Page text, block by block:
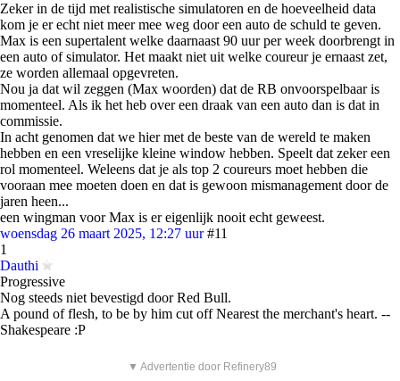
Zeker in de tijd met realistische simulatoren en de hoeveelheid data
kom je er echt niet meer mee weg door een auto de schuld te geven.
Max is een supertalent welke daarnaast 90 uur per week doorbrengt in
een auto of simulator. Het maakt niet uit welke coureur je ernaast zet,
ze worden allemaal opgevreten.
Nou ja dat wil zeggen (Max woorden) dat de RB onvoorspelbaar is
momenteel. Als ik het heb over een draak van een auto dan is dat in
commissie.
In acht genomen dat we hier met de beste van de wereld te maken
hebben en een vreselijke kleine window hebben. Speelt dat zeker een
rol momenteel. Weleens dat je als top 2 coureurs moet hebben die
vooraan mee moeten doen en dat is gewoon mismanagement door de
jaren heen...
een wingman voor Max is er eigenlijk nooit echt geweest.
woensdag 26 maart 2025, 12:27 uur #11
1
Dauthi
Progressive
Nog steeds niet bevestigd door Red Bull.
A pound of flesh, to be by him cut off Nearest the merchant's heart. --
Shakespeare :P
▼ Advertentie door Refinery89